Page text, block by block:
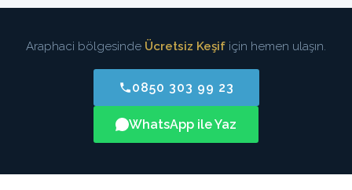
Araphaci bölgesinde Ücretsiz Keşif için hemen ulaşın.
0850 303 99 23
WhatsApp ile Yaz